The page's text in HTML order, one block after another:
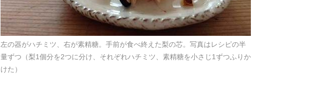
左の器がハチミツ、右が素精糖。手前が食べ終えた梨の芯。写真はレシピの半
量ずつ（梨1個分を2つに分け、それぞれハチミツ、素精糖を小さじ1ずつふりか
けた）